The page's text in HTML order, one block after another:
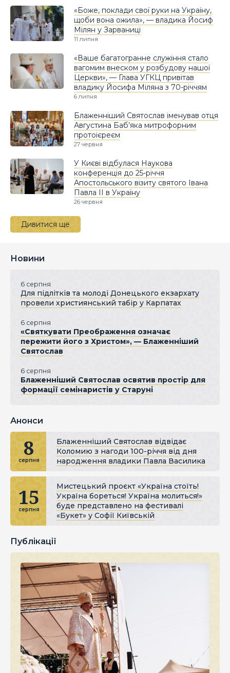
«Боже, поклади свої руки на Україну,
щоби вона ожила», — владика Йосиф
Мілян у Зарваниці
11 липня
«Ваше багатогранне служіння стало
вагомим внеском у розбудову нашої
Церкви», — Глава УГКЦ привітав
владику Йосифа Міляна з 70-річчям
6 липня
Блаженніший Святослав іменував отця
Августина Баб’яка митрофорним
протоієреєм
27 червня
У Києві відбулася Наукова
конференція до 25-річчя
Апостольського візиту святого Івана
Павла ІІ в Україну
26 червня
Дивитися ще
Новини
6 серпня
Для підлітків та молоді Донецького екзархату
провели християнський табір у Карпатах
6 серпня
«Святкувати Преображення означає
пережити його з Христом», — Блаженніший
Святослав
6 серпня
Блаженніший Святослав освятив простір для
формації семінаристів у Старуні
Анонси
8
серпня
Блаженніший Святослав відвідає
Коломию з нагоди 100-річчя від дня
народження владики Павла Василика
15
серпня
Мистецький проєкт «Україна стоїть!
Україна бореться! Україна молиться!»
буде представлено на фестивалі
«Букет» у Софії Київській
Публікації